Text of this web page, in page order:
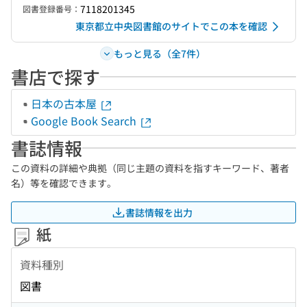
図書登録番号： 7118201345
東京都立中央図書館のサイトでこの本を確認
もっと見る（全7件）
書店で探す
日本の古本屋
Google Book Search
書誌情報
この資料の詳細や典拠（同じ主題の資料を指すキーワード、著者
名）等を確認できます。
書誌情報を出力
紙
資料種別
図書